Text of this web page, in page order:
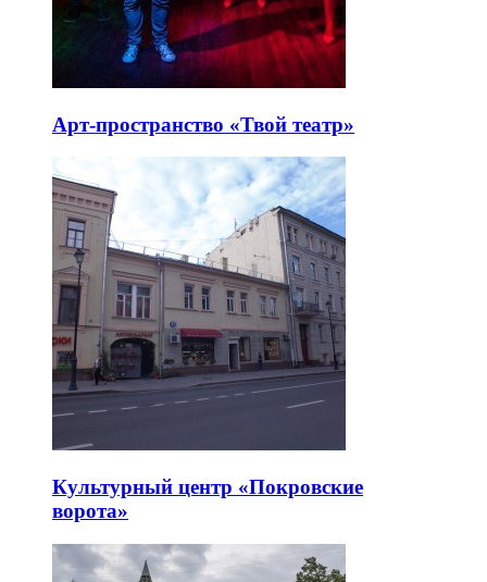
Арт-пространство «Твой театр»
Культурный центр «Покровские
ворота»